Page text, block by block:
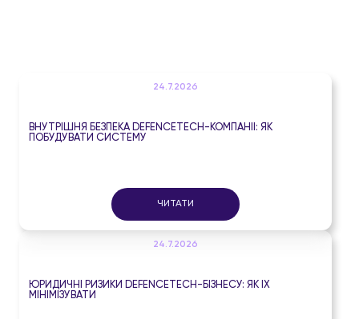
24.7.2026
ВНУТРІШНЯ БЕЗПЕКА DEFENCETECH-КОМПАНІЇ: ЯК
ПОБУДУВАТИ СИСТЕМУ
ЧИТАТИ
24.7.2026
ЮРИДИЧНІ РИЗИКИ DEFENCETECH-БІЗНЕСУ: ЯК ЇХ
МІНІМІЗУВАТИ